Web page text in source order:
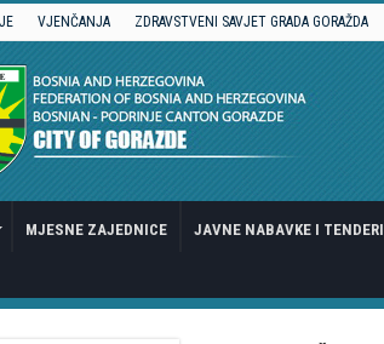
VJENČANJA ZDRAVSTVENI SAVJET GRADA GORAŽDA
MJESNE ZAJEDNICE JAVNE NABAVKE I TENDERI